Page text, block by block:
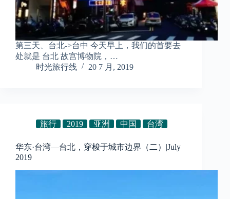
第三天、台北->台中 今天早上，我们的首要去
处就是 台北 故宫博物院，…
时光旅行线
20 7 月, 2019
旅行 2019 亚洲 中国 台湾
华东·台湾—台北，穿梭于城市边界（二）|July
2019